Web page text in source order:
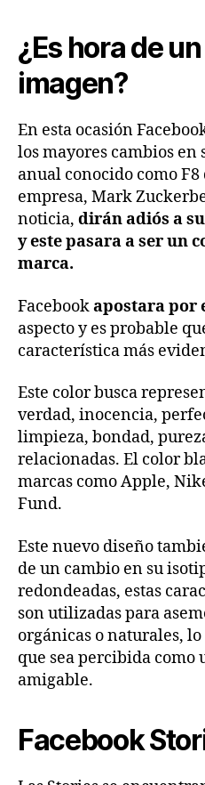
¿Es hora de
imagen?
En esta ocasión
los mayores cambios en
anual conocido como
empresa, Mark
noticia, dirán adiós a
y este pasara a ser un
marca.
Facebookapostara por
aspecto y es probable
característica más
Este color busca
verdad, inocencia,
limpieza, bondad,
relacionadas. El color
marcas como Apple,
Fund.
Este nuevo diseño
de un cambio en su
redondeadas, estas
son utilizadas para
orgánicas o naturales, lo
que sea percibida como
amigable.
Facebook